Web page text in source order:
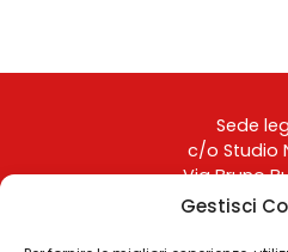
Gestisci
Sede
c/o Studio
Via Bruno
06061 Castiglione